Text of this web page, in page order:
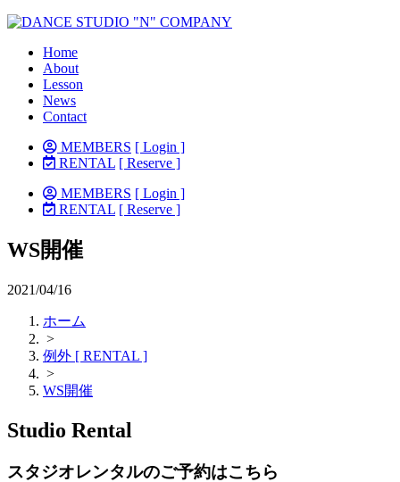
Home
About
Lesson
News
Contact
MEMBERS [ Login ]
RENTAL [ Reserve ]
MEMBERS [ Login ]
RENTAL [ Reserve ]
WS開催
2021/04/16
ホーム
>
例外 [ RENTAL ]
>
WS開催
Studio Rental
スタジオレンタルのご予約はこちら